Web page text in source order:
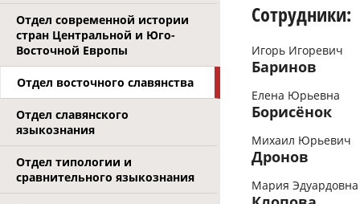
Отдел современной истории
стран Центральной и Юго-
Восточной Европы
Отдел восточного славянства
Отдел славянского
языкознания
Отдел типологии и
сравнительного языкознания
Сотрудники:
Игорь Игоревич
Баринов
Елена Юрьевна
Борисёнок
Михаил Юрьевич
Дронов
Мария Эдуардовна